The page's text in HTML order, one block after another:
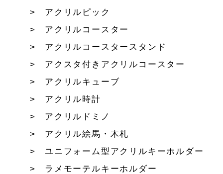
アクリルピック
アクリルコースター
アクリルコースタースタンド
アクスタ付きアクリルコースター
アクリルキューブ
アクリル時計
アクリルドミノ
アクリル絵馬・木札
ユニフォーム型アクリルキーホルダー
ラメモーテルキーホルダー